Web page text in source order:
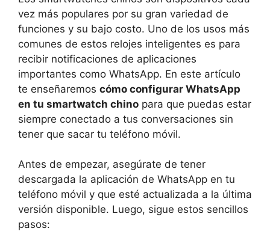
vez más populares por su gran variedad de
funciones y su bajo costo. Uno de los usos más
comunes de estos relojes inteligentes es para
recibir notificaciones de aplicaciones
importantes como WhatsApp. En este artículo
te enseñaremos cómo configurar WhatsApp
en tu smartwatch chino para que puedas estar
siempre conectado a tus conversaciones sin
tener que sacar tu teléfono móvil.
Antes de empezar, asegúrate de tener
descargada la aplicación de WhatsApp en tu
teléfono móvil y que esté actualizada a la última
versión disponible. Luego, sigue estos sencillos
pasos: